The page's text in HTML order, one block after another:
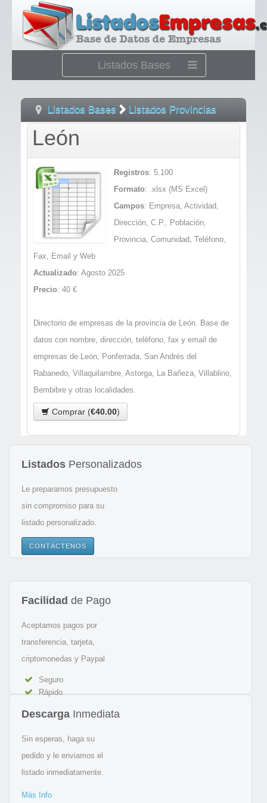
Listados Bases
Listados Bases Listados Provincias
León
León
Registros: 5.100
Formato: .xlsx (MS Excel)
Campos: Empresa, Actividad,
Dirección, C.P., Población,
Provincia, Comunidad, Teléfono,
Fax, Email y Web
Actualizado: Agosto 2025
Precio: 40 €
Directorio de empresas de la provincia de León. Base de
datos con nombre, dirección, teléfono, fax y email de
empresas de León, Ponferrada, San Andrés del
Rabanedo, Villaquilambre, Astorga, La Bañeza, Villablino,
Bembibre y otras localidades.
Comprar (€40.00)
Listados Personalizados
Le preparamos presupuesto
sin compromiso para su
listado personalizado.
CONTÁCTENOS
Facilidad de Pago
Aceptamos pagos por
transferencia, tarjeta,
criptomonedas y Paypal
Seguro
Rápido
Descarga Inmediata
Sin esperas, haga su
pedido y le enviamos el
listado inmediatamente.
Más Info